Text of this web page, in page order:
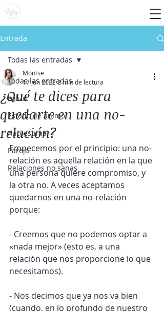
Entrada
Todas las entradas
Salud
Estado de ánimo
Autoestima
Pareja
Relaciones no sanas
Todas las entradas
¿Qué te dices para
quedarte en una no-
relación?
Montse
17 jun 20222 min de lectura
Empecemos por el principio: una no-
relación es aquella relación en la que
una persona quiere compromiso, y
la otra no. A veces aceptamos
quedarnos en una no-relación
porque:
- Creemos que no podemos optar a
«nada mejor» (esto es, a una
relación que nos proporcione lo que
necesitamos).
- Nos decimos que ya nos va bien
(cuando, en lo profundo de nuestro